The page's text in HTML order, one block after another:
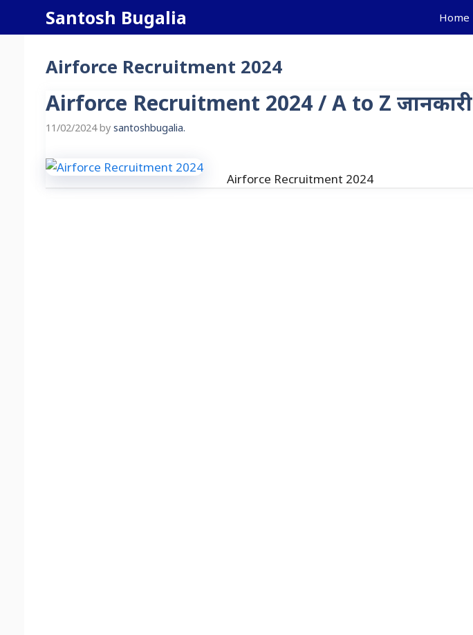
Santosh Bugalia Home
Airforce Recruitment 2024
Airforce Recruitment 2024 / A to Z जानकारी
11/02/2024 by santoshbugalia.
Airforce Recruitment 2024